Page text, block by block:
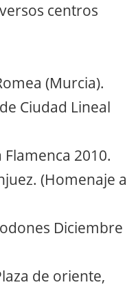
centros
(Murcia).
Ciudad Lineal
2010.
(Homenaje a
Diciembre
de oriente,